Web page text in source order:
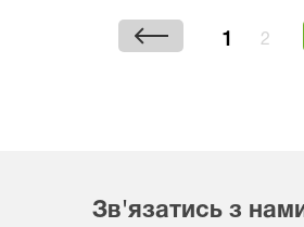
1 2
Зв'язатись з